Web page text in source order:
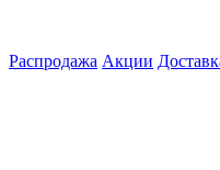
Распродажа Акции